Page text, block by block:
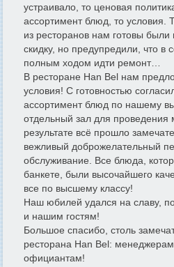
устраивало, то ценовая
ассортимент блюд, то условия.
из ресторанов нам готовы
скидку, но предупредили, что в
полным ходом идти ремонт…
В ресторане Han Bel нам
условия! С готовностью
ассортимент блюд по нашему
отдельный зал для проведения
результате всё прошло
вежливый доброжелательный
обслуживание. Все блюда,
банкете, были высочайшего
все по высшему классу!
Наш юбилей удался на славу,
и нашим гостям!
Большое спасибо, столь
ресторана Han Bel:
официантам!